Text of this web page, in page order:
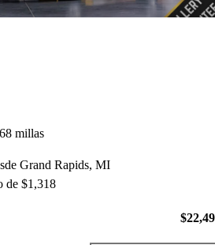
millas
Grand Rapids, MI
de $1,318